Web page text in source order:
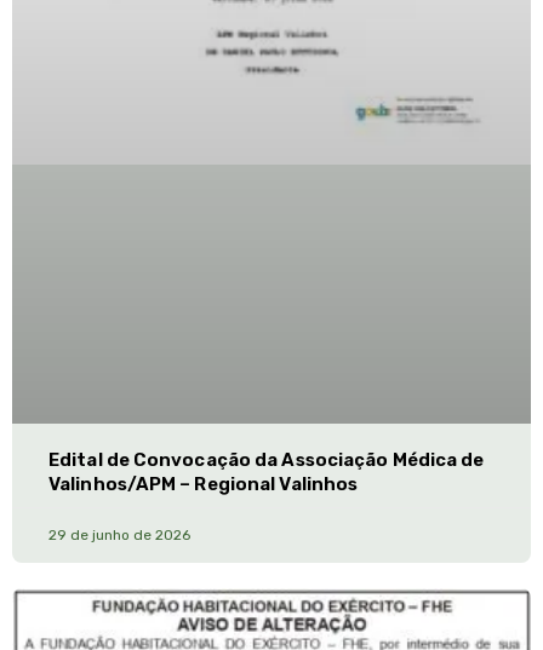
Edital de Convocação da Associação Médica de
Valinhos/APM – Regional Valinhos
29 de junho de 2026